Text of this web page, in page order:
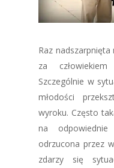
Raz
za
Szczególnie w
młodości
wyroku. Często
na
odrzucona przez
zdarzy się